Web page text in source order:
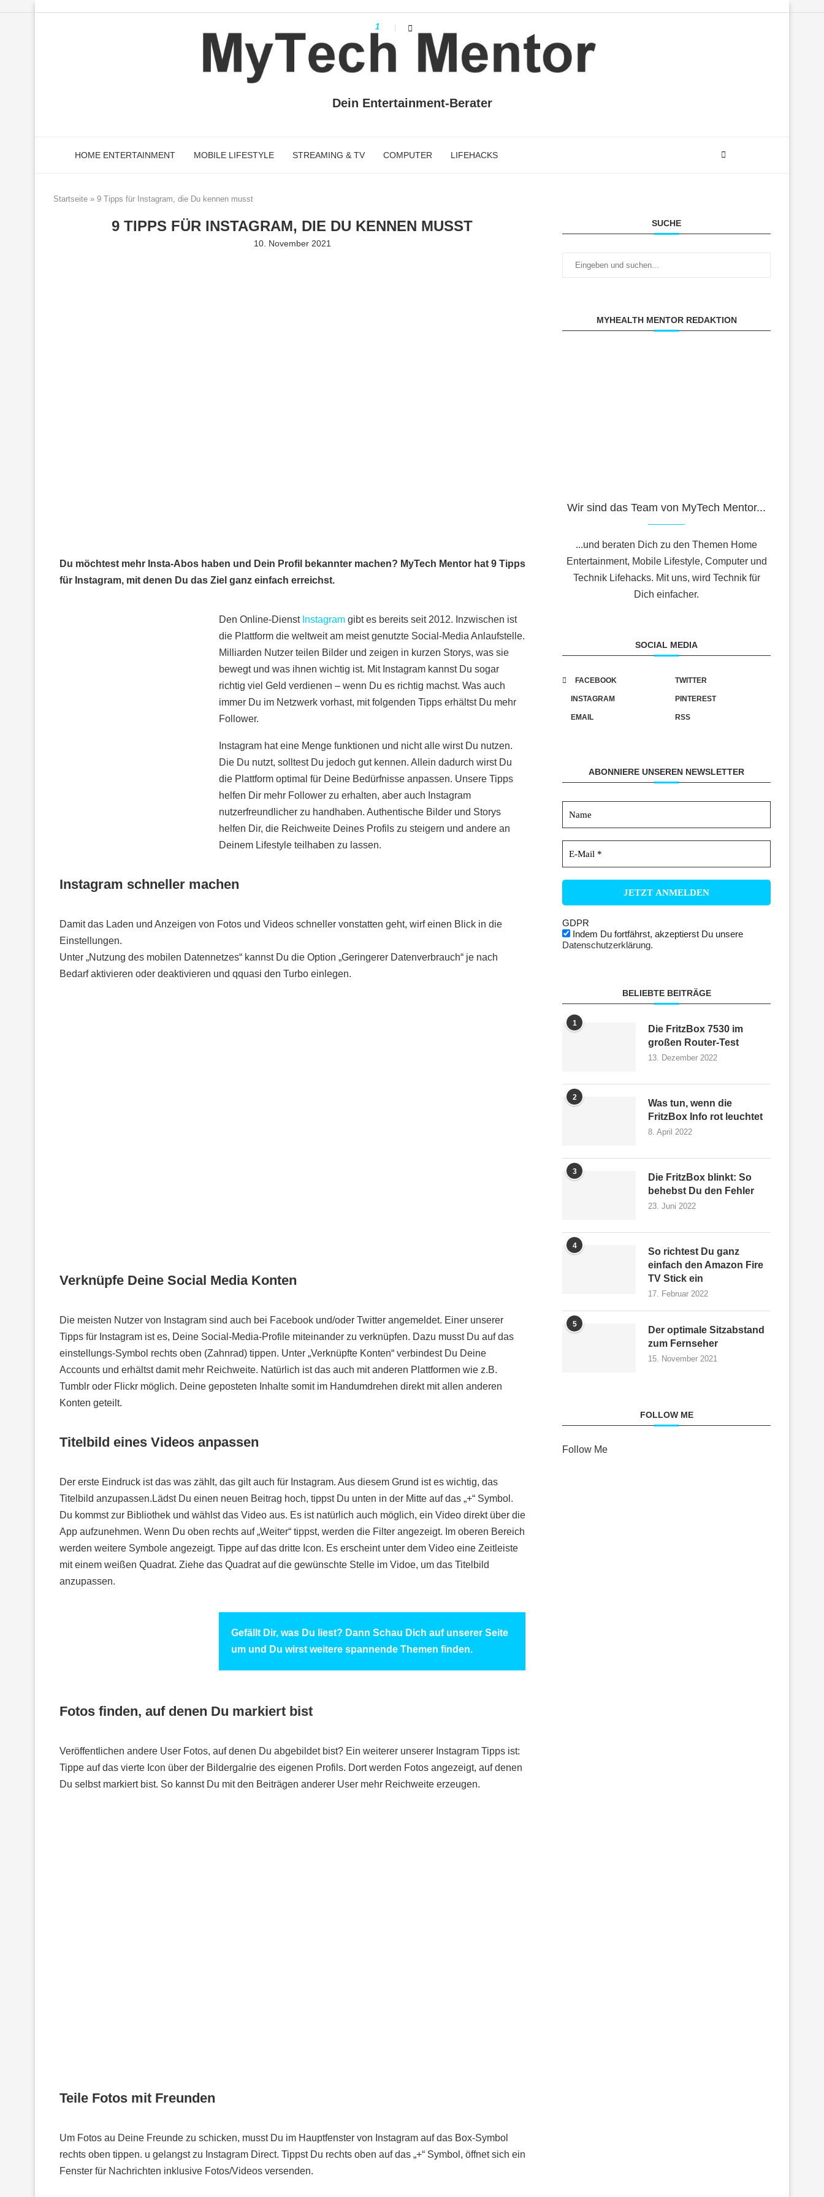
Dein Entertainment-Berater
HOME ENTERTAINMENT MOBILE LIFESTYLE STREAMING & TV COMPUTER LIFEHACKS
Startseite » 9 Tipps für Instagram, die Du kennen musst
9 TIPPS FÜR INSTAGRAM, DIE DU KENNEN MUSST
10. November 2021
Du möchtest mehr Insta-Abos haben und Dein Profil bekannter machen? MyTech Mentor hat 9 Tipps
für Instagram, mit denen Du das Ziel ganz einfach erreichst.
Den Online-Dienst Instagramgibt es bereits seit 2012. Inzwischen ist
die Plattform die weltweit am meist genutzte Social-Media Anlaufstelle.
Milliarden Nutzer teilen Bilder und zeigen in kurzen Storys, was sie
bewegt und was ihnen wichtig ist. Mit Instagram kannst Du sogar
richtig viel Geld verdienen – wenn Du es richtig machst. Was auch
immer Du im Netzwerk vorhast, mit folgenden Tipps erhältst Du mehr
Follower.
Instagram hat eine Menge funktionen und nicht alle wirst Du nutzen.
Die Du nutzt, solltest Du jedoch gut kennen. Allein dadurch wirst Du
die Plattform optimal für Deine Bedürfnisse anpassen. Unsere Tipps
helfen Dir mehr Follower zu erhalten, aber auch Instagram
nutzerfreundlicher zu handhaben. Authentische Bilder und Storys
helfen Dir, die Reichweite Deines Profils zu steigern und andere an
Deinem Lifestyle teilhaben zu lassen.
Instagram schneller machen
Damit das Laden und Anzeigen von Fotos und Videos schneller vonstatten geht, wirf einen Blick in die
Einstellungen.
Unter „Nutzung des mobilen Datennetzes“ kannst Du die Option „Geringerer Datenverbrauch“ je nach
Bedarf aktivieren oder deaktivieren und qquasi den Turbo einlegen.
Verknüpfe Deine Social Media Konten
Die meisten Nutzer von Instagram sind auch bei Facebook und/oder Twitter angemeldet. Einer unserer
Tipps für Instagram ist es, Deine Social-Media-Profile miteinander zu verknüpfen. Dazu musst Du auf das
einstellungs-Symbol rechts oben (Zahnrad) tippen. Unter „Verknüpfte Konten“ verbindest Du Deine
Accounts und erhältst damit mehr Reichweite. Natürlich ist das auch mit anderen Plattformen wie z.B.
Tumblr oder Flickr möglich. Deine geposteten Inhalte somit im Handumdrehen direkt mit allen anderen
Konten geteilt.
Titelbild eines Videos anpassen
Der erste Eindruck ist das was zählt, das gilt auch für Instagram. Aus diesem Grund ist es wichtig, das
Titelbild anzupassen.Lädst Du einen neuen Beitrag hoch, tippst Du unten in der Mitte auf das „+“ Symbol.
Du kommst zur Bibliothek und wählst das Video aus. Es ist natürlich auch möglich, ein Video direkt über die
App aufzunehmen. Wenn Du oben rechts auf „Weiter“ tippst, werden die Filter angezeigt. Im oberen Bereich
werden weitere Symbole angezeigt. Tippe auf das dritte Icon. Es erscheint unter dem Video eine Zeitleiste
mit einem weißen Quadrat. Ziehe das Quadrat auf die gewünschte Stelle im Vidoe, um das Titelbild
anzupassen.
Gefällt Dir, was Du liest? Dann Schau Dich auf unserer Seite
um und Du wirst weitere spannende Themen finden.
Fotos finden, auf denen Du markiert bist
Veröffentlichen andere User Fotos, auf denen Du abgebildet bist? Ein weiterer unserer Instagram Tipps ist:
Tippe auf das vierte Icon über der Bildergalrie des eigenen Profils. Dort werden Fotos angezeigt, auf denen
Du selbst markiert bist. So kannst Du mit den Beiträgen anderer User mehr Reichweite erzeugen.
Teile Fotos mit Freunden
Um Fotos au Deine Freunde zu schicken, musst Du im Hauptfenster von Instagram auf das Box-Symbol
rechts oben tippen. u gelangst zu Instagram Direct. Tippst Du rechts oben auf das „+“ Symbol, öffnet sich ein
Fenster für Nachrichten inklusive Fotos/Videos versenden.
1
SUCHE
MYHEALTH MENTOR REDAKTION
Wir sind das Team von MyTech Mentor...
...und beraten Dich zu den Themen Home
Entertainment, Mobile Lifestyle, Computer und
Technik Lifehacks. Mit uns, wird Technik für
Dich einfacher.
SOCIAL MEDIA
FACEBOOK TWITTER
INSTAGRAM PINTEREST
EMAIL RSS
ABONNIERE UNSEREN NEWSLETTER
GDPR
Indem Du fortfährst, akzeptierst Du unsere
Datenschutzerklärung.
BELIEBTE BEITRÄGE
1
Die FritzBox 7530 im
großen Router-Test
13. Dezember 2022
2
Was tun, wenn die
FritzBox Info rot leuchtet
8. April 2022
3
Die FritzBox blinkt: So
behebst Du den Fehler
23. Juni 2022
4
So richtest Du ganz
einfach den Amazon Fire
TV Stick ein
17. Februar 2022
5
Der optimale Sitzabstand
zum Fernseher
15. November 2021
FOLLOW ME
Follow Me